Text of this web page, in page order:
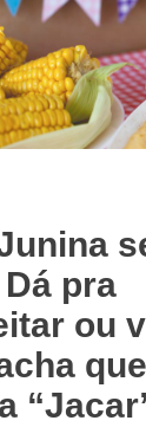
pra
ou
que